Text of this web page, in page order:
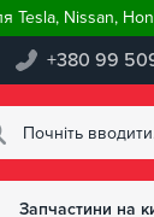
Tesla, Nissan,
+380 99
Запчастини на